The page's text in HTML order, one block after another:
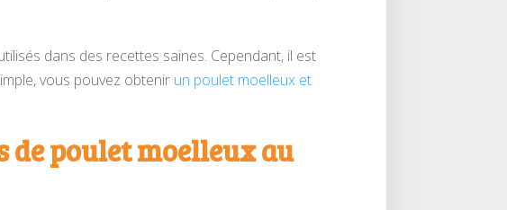
dans des recettes saines. Cependant, il est
vous pouvez obtenir un poulet moelleux et
de poulet moelleux au